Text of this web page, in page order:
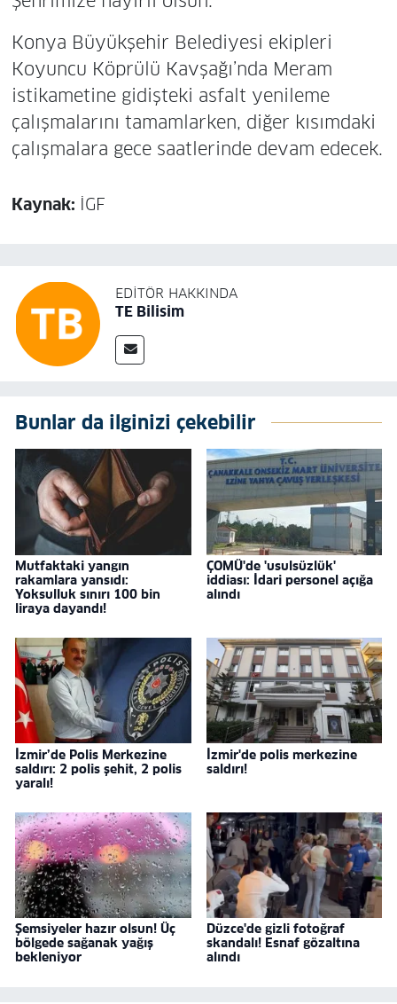
Konya Büyükşehir Belediyesi ekipleri
Koyuncu Köprülü Kavşağı’nda Meram
istikametine gidişteki asfalt yenileme
çalışmalarını tamamlarken, diğer kısımdaki
çalışmalara gece saatlerinde devam edecek.
Kaynak: İGF
EDITÖR HAKKINDA
TE Bilisim
Bunlar da ilginizi çekebilir
Mutfaktaki yangın
rakamlara yansıdı:
Yoksulluk sınırı 100 bin
liraya dayandı!
ÇOMÜ'de 'usulsüzlük'
iddiası: İdari personel açığa
alındı
İzmir’de Polis Merkezine
saldırı: 2 polis şehit, 2 polis
yaralı!
İzmir'de polis merkezine
saldırı!
Şemsiyeler hazır olsun! Üç
bölgede sağanak yağış
bekleniyor
Düzce'de gizli fotoğraf
skandalı! Esnaf gözaltına
alındı